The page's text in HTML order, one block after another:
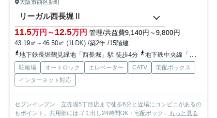
大阪市西区新町
リーガル西長堀Ⅱ
11.5万円～12.5万円 管理/共益費9,140円～9,800円
43.19㎡～46.50㎡ (1LDK) /築2年 /15階建
地下鉄長堀鶴見緑地「西長堀」駅 徒歩4分
地下鉄中央線「阿波座」駅 徒歩8分
駐輪場 オートロック エレベーター CATV
宅配ボックス
インターネット対応
セブンイレブン 立売堀5丁目店まで徒歩6分と近場にコンビニがあるの
もポイント。共用部にはゴミ出し24時間OK・宅配ボック... もっと見る